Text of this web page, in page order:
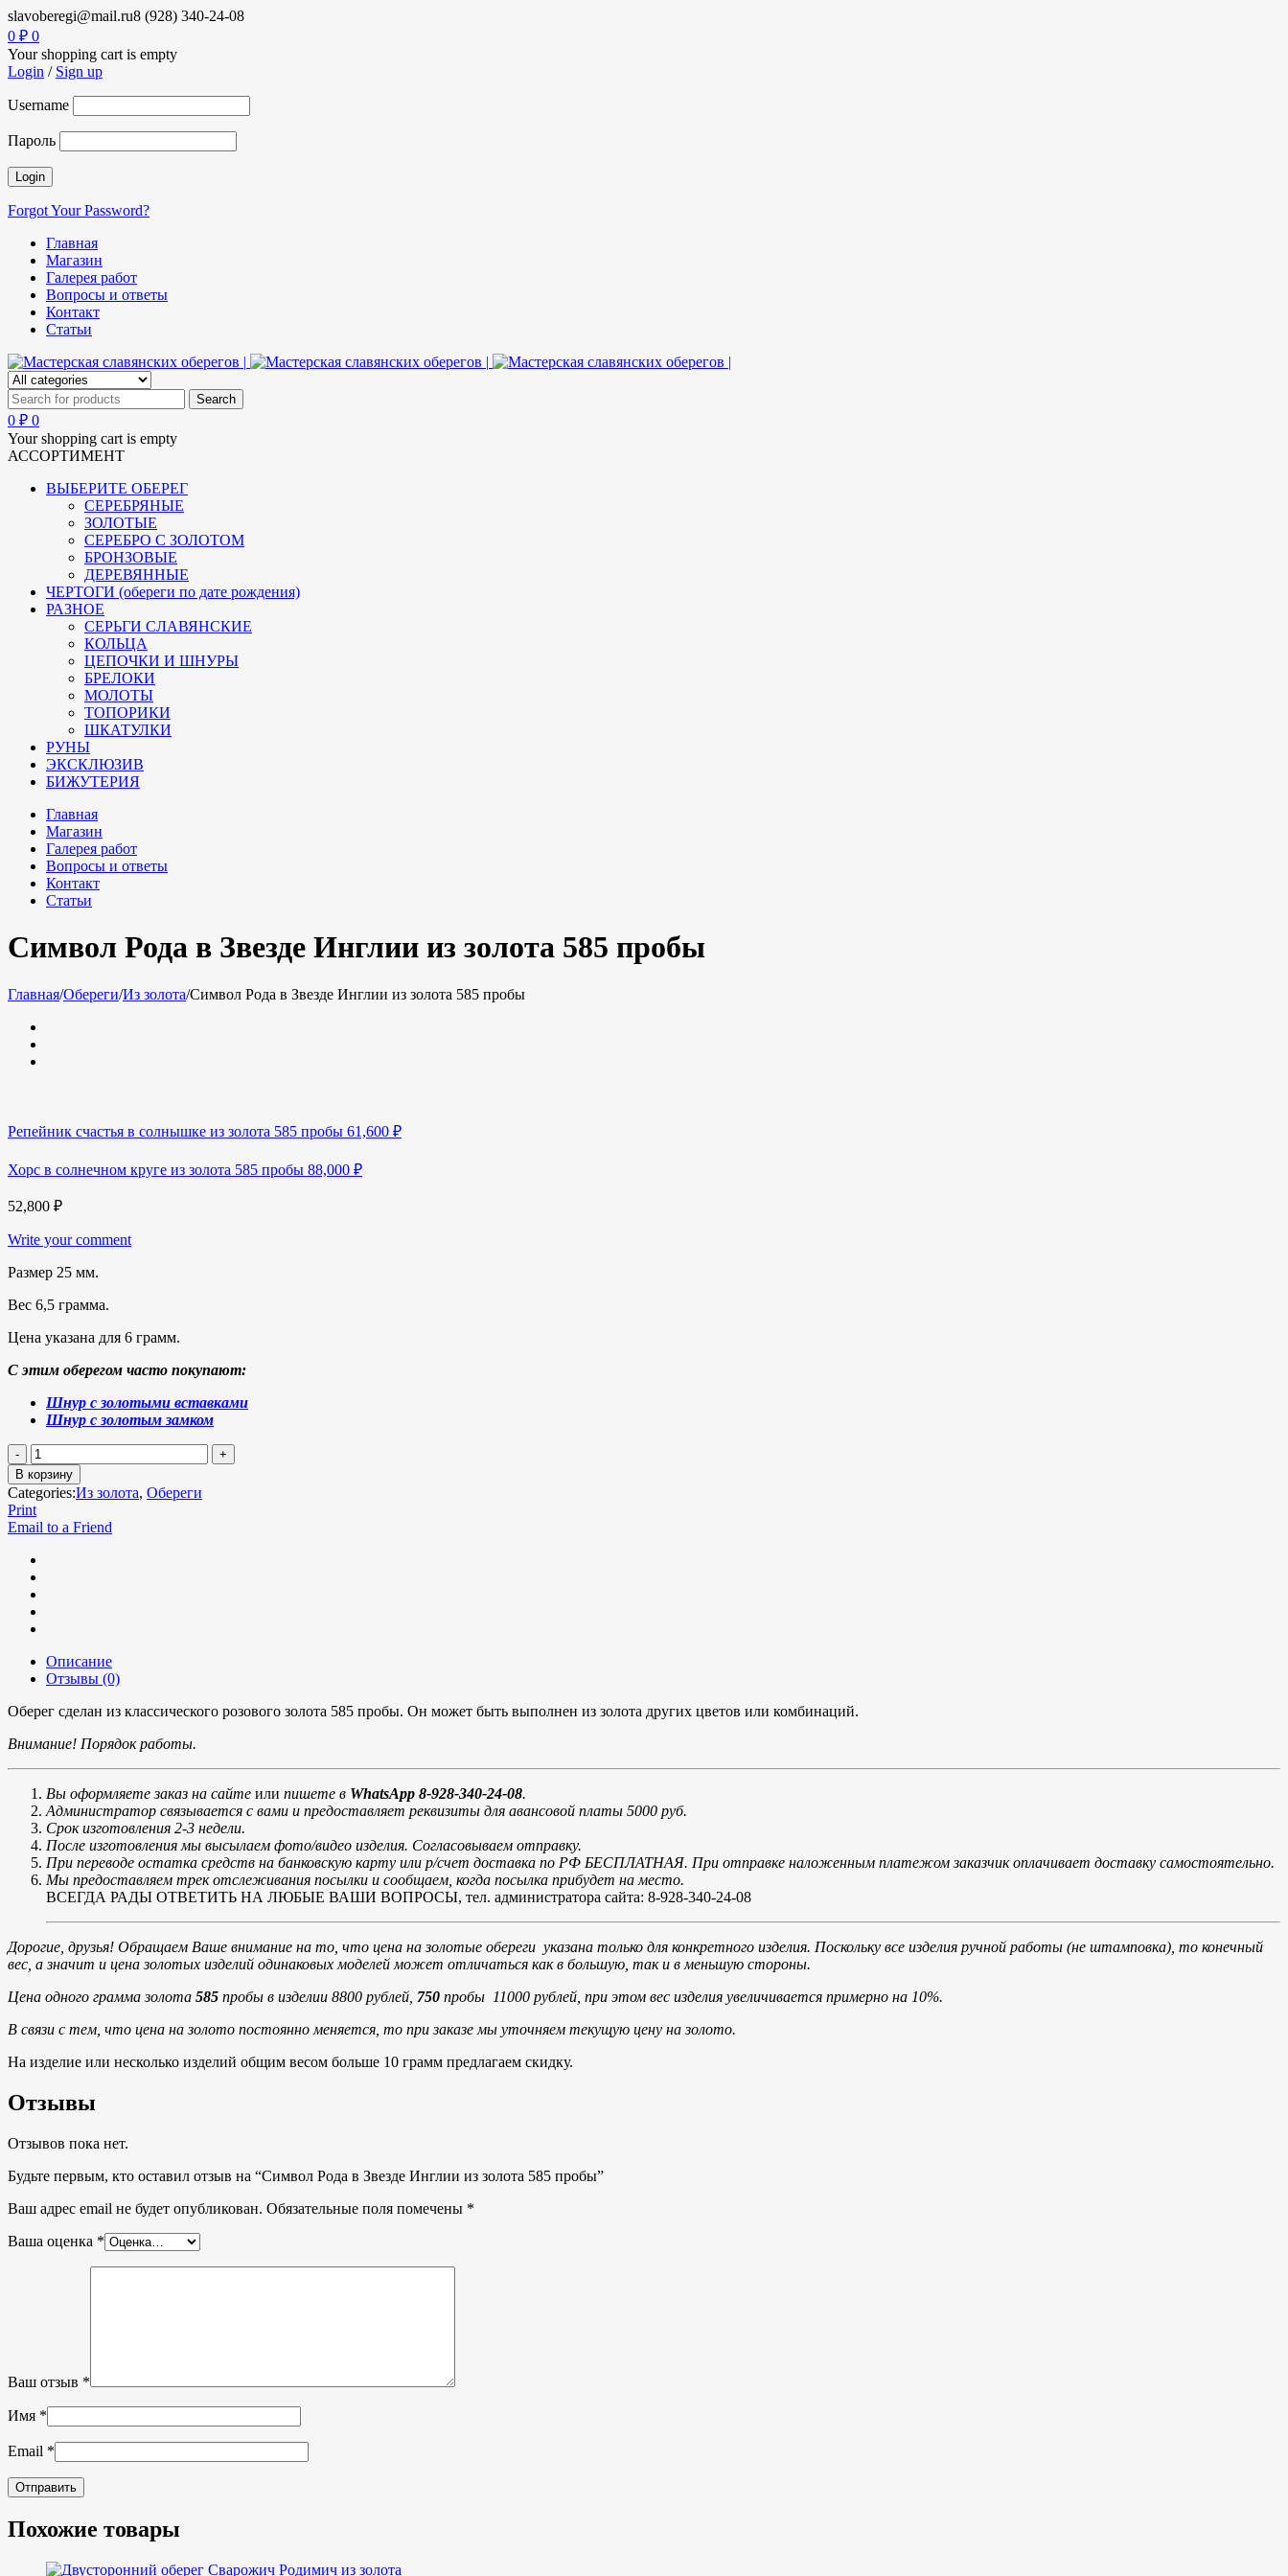
slavoberegi@mail.ru8 (928) 340-24-08
0 ₽ 0
Your shopping cart is empty
Login / Sign up
Username
Пароль
Forgot Your Password?
Главная
Магазин
Галерея работ
Вопросы и ответы
Контакт
Статьи
0 ₽ 0
Your shopping cart is empty
АССОРТИМЕНТ
ВЫБЕРИТЕ ОБЕРЕГ
СЕРЕБРЯНЫЕ
ЗОЛОТЫЕ
СЕРЕБРО С ЗОЛОТОМ
БРОНЗОВЫЕ
ДЕРЕВЯННЫЕ
ЧЕРТОГИ (обереги по дате рождения)
РАЗНОЕ
СЕРЬГИ СЛАВЯНСКИЕ
КОЛЬЦА
ЦЕПОЧКИ И ШНУРЫ
БРЕЛОКИ
МОЛОТЫ
ТОПОРИКИ
ШКАТУЛКИ
РУНЫ
ЭКСКЛЮЗИВ
БИЖУТЕРИЯ
Главная
Магазин
Галерея работ
Вопросы и ответы
Контакт
Статьи
Символ Рода в Звезде Инглии из золота 585 пробы
Главная/Обереги/Из золота/Символ Рода в Звезде Инглии из золота 585 пробы
Репейник счастья в солнышке из золота 585 пробы 61,600 ₽
Хорс в солнечном круге из золота 585 пробы 88,000 ₽
52,800 ₽
Write your comment
Размер 25 мм.
Вес 6,5 грамма.
Цена указана для 6 грамм.
С этим оберегом часто покупают:
Шнур с золотыми вставками
Шнур с золотым замком
В корзину
Categories:Из золота, Обереги
Print
Email to a Friend
Описание
Отзывы (0)
Оберег сделан из классического розового золота 585 пробы. Он может быть выполнен из золота других цветов или комбинаций.
Внимание! Порядок работы.
Вы оформляете заказ на сайте или пишете в WhatsApp 8-928-340-24-08.
Администратор связывается с вами и предоставляет реквизиты для авансовой платы 5000 руб.
Срок изготовления 2-3 недели.
После изготовления мы высылаем фото/видео изделия. Согласовываем отправку.
При переводе остатка средств на банковскую карту или р/счет доставка по РФ БЕСПЛАТНАЯ. При отправке наложенным платежом заказчик оплачивает доставку самостоятельно.
Мы предоставляем трек отслеживания посылки и сообщаем, когда посылка прибудет на место.
ВСЕГДА РАДЫ ОТВЕТИТЬ НА ЛЮБЫЕ ВАШИ ВОПРОСЫ, тел. администратора сайта: 8-928-340-24-08
Дорогие, друзья! Обращаем Ваше внимание на то, что цена на золотые обереги указана только для конкретного изделия. Поскольку все изделия ручной работы (не штамповка), то конечный
вес, а значит и цена золотых изделий одинаковых моделей может отличаться как в большую, так и в меньшую стороны.
Цена одного грамма золота 585 пробы в изделии 8800 рублей, 750 пробы 11000 рублей, при этом вес изделия увеличивается примерно на 10%.
В связи с тем, что цена на золото постоянно меняется, то при заказе мы уточняем текущую цену на золото.
На изделие или несколько изделий общим весом больше 10 грамм предлагаем скидку.
Отзывы
Отзывов пока нет.
Будьте первым, кто оставил отзыв на “Символ Рода в Звезде Инглии из золота 585 пробы”
Ваш адрес email не будет опубликован. Обязательные поля помечены *
Ваша оценка *
Ваш отзыв *
Имя *
Email *
Похожие товары